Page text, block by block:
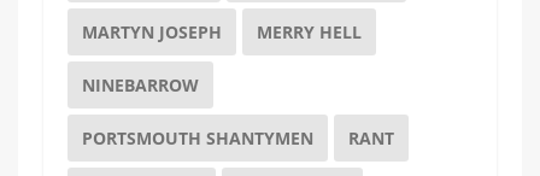
MARTYN JOSEPH MERRY HELL
NINEBARROW
PORTSMOUTH SHANTYMEN RANT